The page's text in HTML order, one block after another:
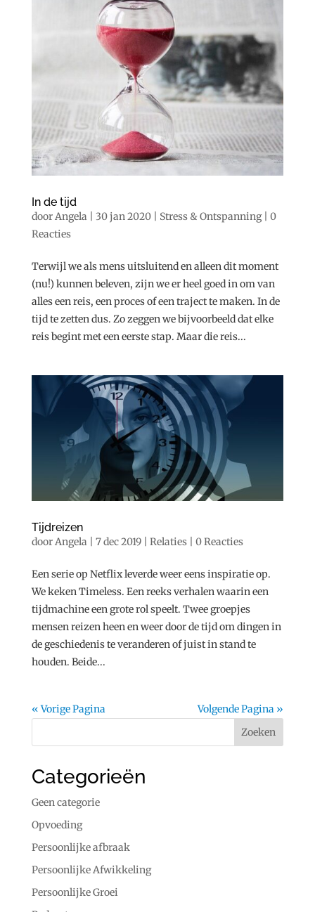
In de tijd
doorAngela 30 jan 2020| Stress & Ontspanning| 0
Reacties
Terwijl we als mens uitsluitend en alleen dit moment
(nu!) kunnen beleven, zijn we er heel goed in om van
alles een reis, een proces of een traject te maken. In de
tijd te zetten dus. Zo zeggen we bijvoorbeeld dat elke
reis begint met een eerste stap. Maar die reis...
Tijdreizen
doorAngela 7 dec 2019| Relaties| 0 Reacties
Een serie op Netflix leverde weer eens inspiratie op.
We keken Timeless. Een reeks verhalen waarin een
tijdmachine een grote rol speelt. Twee groepjes
mensen reizen heen en weer door de tijd om dingen in
de geschiedenis te veranderen of juist in stand te
houden. Beide...
« Vorige Pagina Volgende Pagina »
Categorieën
Geen categorie
Opvoeding
Persoonlijke afbraak
Persoonlijke Afwikkeling
Persoonlijke Groei